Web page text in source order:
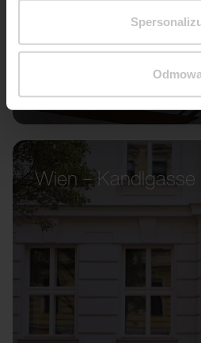
Odmowa
Wien – Kandlgasse